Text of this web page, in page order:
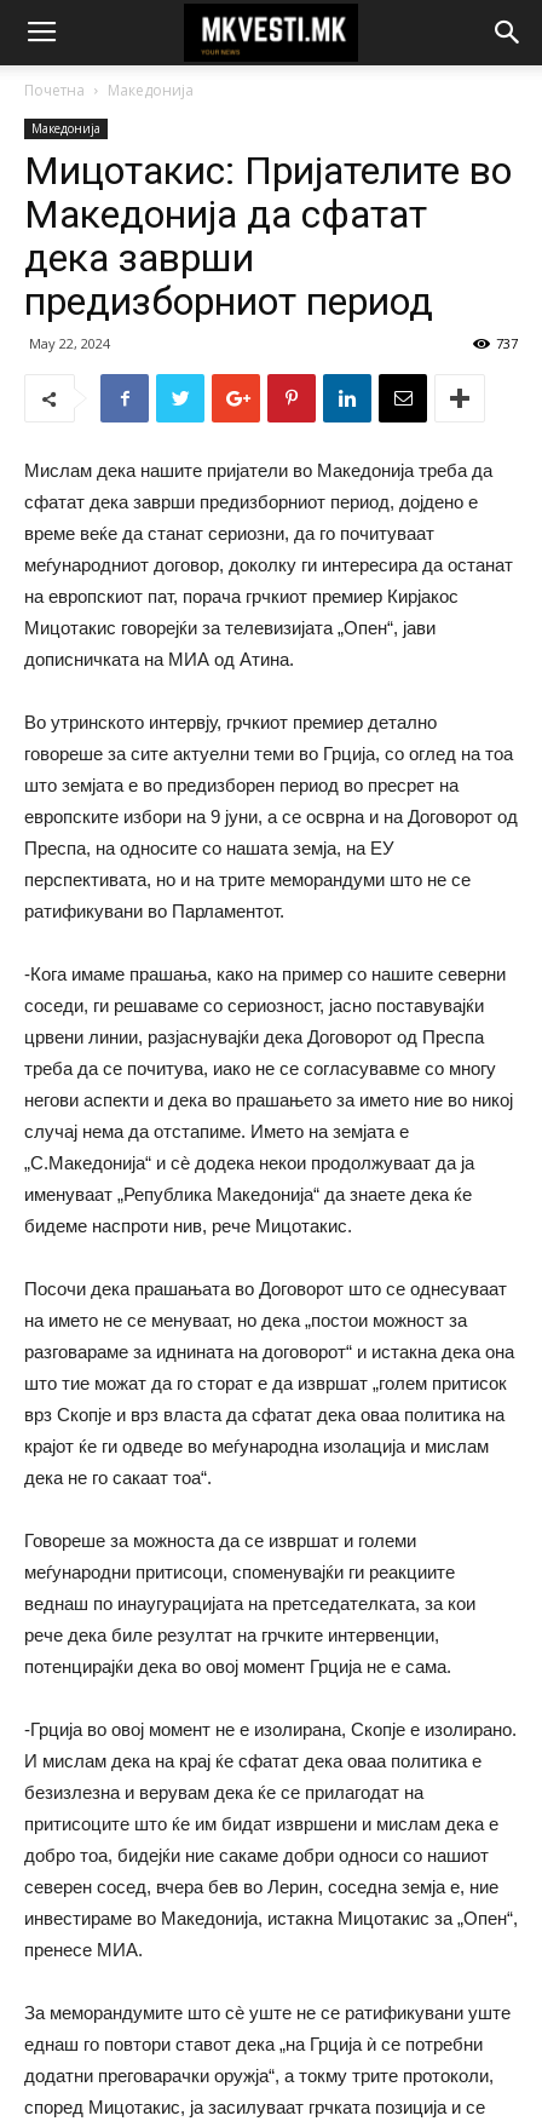
Почетна Македонија
Македонија
Мицотакис: Пријателите во
Македонија да сфатат
дека заврши
предизборниот период
May 22, 2024 737
Мислам дека нашите пријатели во Македонија треба да
сфатат дека заврши предизборниот период, дојдено е
време веќе да станат сериозни, да го почитуваат
меѓународниот договор, доколку ги интересира да останат
на европскиот пат, порача грчкиот премиер Кирјакос
Мицотакис говорејќи за телевизијата „Опен“, јави
дописничката на МИА од Атина.
Во утринското интервју, грчкиот премиер детално
говореше за сите актуелни теми во Грција, со оглед на тоа
што земјата е во предизборен период во пресрет на
европските избори на 9 јуни, а се осврна и на Договорот од
Преспа, на односите со нашата земја, на ЕУ
перспективата, но и на трите меморандуми што не се
ратификувани во Парламентот.
-Кога имаме прашања, како на пример со нашите северни
соседи, ги решаваме со сериозност, јасно поставувајќи
црвени линии, разјаснувајќи дека Договорот од Преспа
треба да се почитува, иако не се согласувавме со многу
негови аспекти и дека во прашањето за името ние во никој
случај нема да отстапиме. Името на земјата е
„С.Македонија“ и сè додека некои продолжуваат да ја
именуваат „Република Македонија“ да знаете дека ќе
бидеме наспроти нив, рече Мицотакис.
Посочи дека прашањата во Договорот што се однесуваат
на името не се менуваат, но дека „постои можност за
разговараме за иднината на договорот“ и истакна дека она
што тие можат да го сторат е да извршат „голем притисок
врз Скопје и врз власта да сфатат дека оваа политика на
крајот ќе ги одведе во меѓународна изолација и мислам
дека не го сакаат тоа“.
Говореше за можноста да се извршат и големи
меѓународни притисоци, споменувајќи ги реакциите
веднаш по инаугурацијата на претседателката, за кои
рече дека биле резултат на грчките интервенции,
потенцирајќи дека во овој момент Грција не е сама.
-Грција во овој момент не е изолирана, Скопје е изолирано.
И мислам дека на крај ќе сфатат дека оваа политика е
безизлезна и верувам дека ќе се прилагодат на
притисоците што ќе им бидат извршени и мислам дека е
добро тоа, бидејќи ние сакаме добри односи со нашиот
северен сосед, вчера бев во Лерин, соседна земја е, ние
инвестираме во Македонија, истакна Мицотакис за „Опен“,
пренесе МИА.
За меморандумите што сè уште не се ратификувани уште
еднаш го повтори ставот дека „на Грција ѝ се потребни
додатни преговарачки оружја“, а токму трите протоколи,
според Мицотакис, ја засилуваат грчката позиција и се